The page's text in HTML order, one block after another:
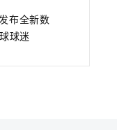
布全新数
球迷